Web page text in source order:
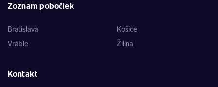
Zoznam pobočiek
Bratislava
Košice
Vráble
Žilina
Kontakt